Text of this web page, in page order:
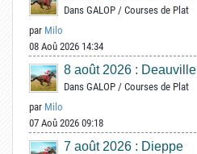
Dans GALOP / Courses de Plat
par Milo
08 Aoû 2026 14:34
8 août 2026 : Deauville
Dans GALOP / Courses de Plat
par Milo
07 Aoû 2026 09:18
7 août 2026 : Dieppe